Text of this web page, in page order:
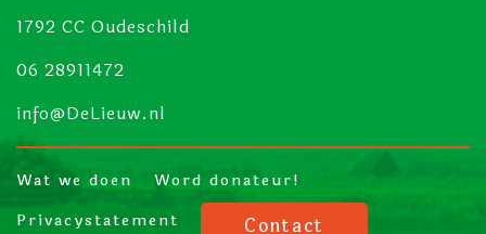
1792 CC Oudeschild
06 28911472
info@DeLieuw.nl
Wat we doen
Word donateur!
Privacystatement
Contact